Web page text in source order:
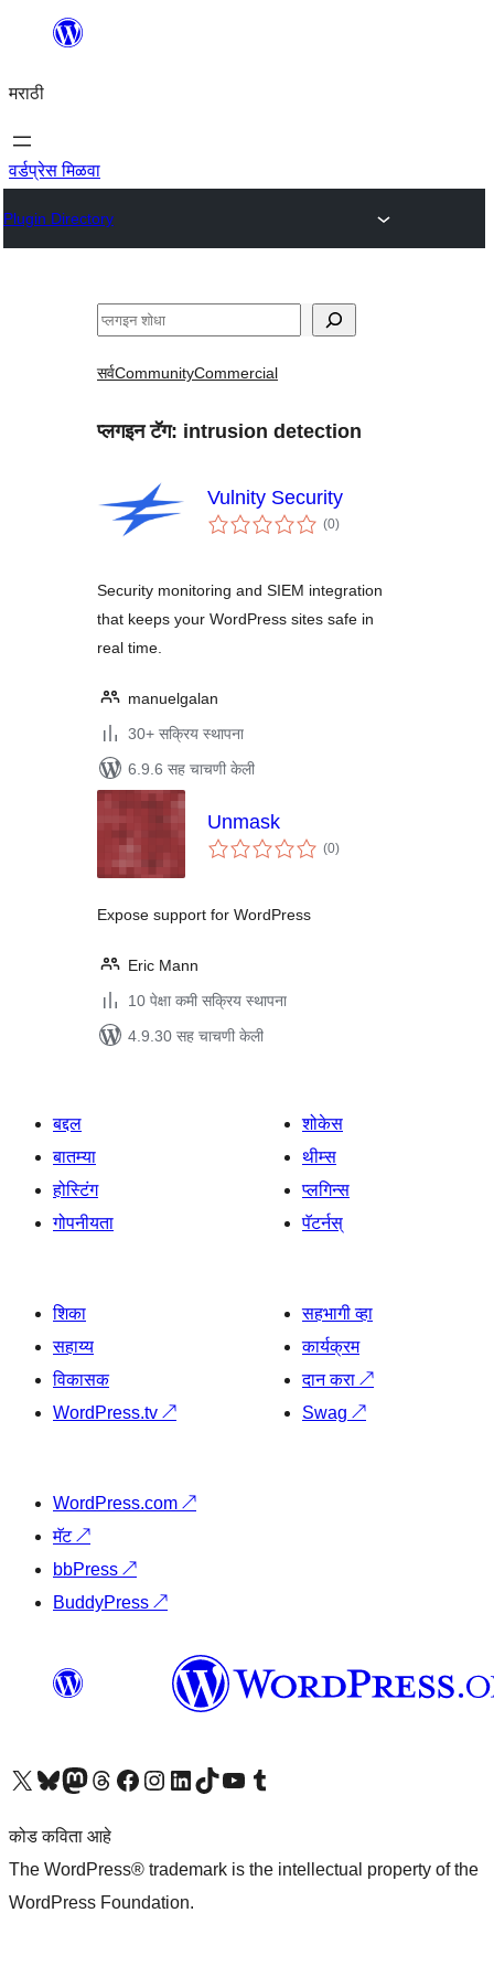
सामुग्रीवर
मराठी
वर्डप्रेस मिळवा
Plugin Directory
शोधा
सर्वCommunityCommercial
प्लगइन टॅग: intrusion detection
Vulnity Security
(0एकूण
मूल्यांकन
)
Security monitoring and SIEM integration
that keeps your WordPress sites safe in
real time.
manuelgalan
30+ सक्रिय स्थापना
6.9.6 सह चाचणी केली
Unmask
(0एकूण
मूल्यांकन
)
Expose support for WordPress
Eric Mann
10 पेक्षा कमी सक्रिय स्थापना
4.9.30 सह चाचणी केली
बद्दल
बातम्या
होस्टिंग
गोपनीयता
शोकेस
थीम्स
प्लगिन्स
पॅटर्नस्
शिका
सहाय्य
विकासक
WordPress.tv ↗
सहभागी व्हा
कार्यक्रम
दान करा ↗
Swag ↗
WordPress.com ↗
मॅट↗
bbPress ↗
BuddyPress ↗
आमच्या X (एक्स) (पूर्वीचे ट्विटर) खात्याला भेट द्या आमच्या ब्लूस्की खात्याला भेट द्या.आमच्या Mastodon खात्याला भेट द्या.आमच्या थ्रेड्स खात्याला भेट द्या. आमच्या फेसबुक पेजला भेट द्या आमच्या इंस्टाग्राम खात्याला भेट द्या आमच्या लिंक्डइन खात्याला भेट द्या आमच्या टिकटॉक अकाउंटला भेट द्या.आमच्या यूट्यूब चॅनेलला भेट द्या आमच्या टंबलर खात्याला भेट द्या.
कोड कविता आहे
The WordPress® trademark is the intellectual property of the
WordPress Foundation.